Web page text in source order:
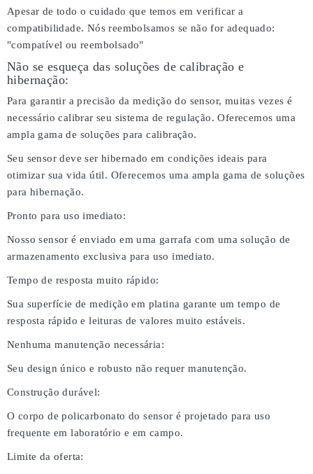
Apesar de todo o cuidado que temos em verificar a
compatibilidade. Nós reembolsamos se não for adequado:
"compatível ou reembolsado"
Não se esqueça das soluções de calibração e
hibernação:
Para garantir a precisão da medição do sensor, muitas vezes é
necessário calibrar seu sistema de regulação. Oferecemos uma
ampla gama de soluções para calibração.
Seu sensor deve ser hibernado em condições ideais para
otimizar sua vida útil. Oferecemos uma ampla gama de soluções
para hibernação.
Pronto para uso imediato:
Nosso sensor é enviado em uma garrafa com uma solução de
armazenamento exclusiva para uso imediato.
Tempo de resposta muito rápido:
Sua superfície de medição em platina garante um tempo de
resposta rápido e leituras de valores muito estáveis.
Nenhuma manutenção necessária:
Seu design único e robusto não requer manutenção.
Construção durável:
O corpo de policarbonato do sensor é projetado para uso
frequente em laboratório e em campo.
Limite da oferta: